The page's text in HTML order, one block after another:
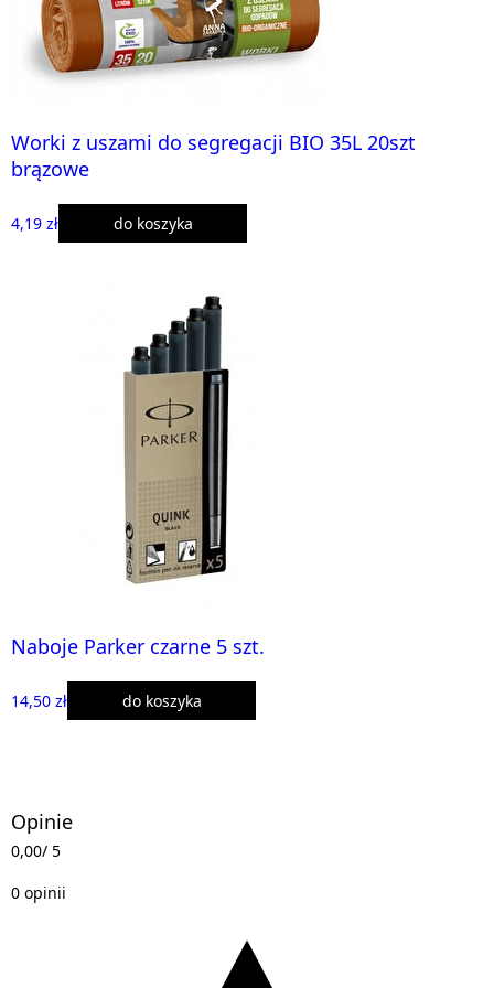
Worki z uszami do segregacji BIO 35L 20szt
brązowe
4,19 zł do koszyka
Naboje Parker czarne 5 szt.
14,50 zł do koszyka
Opinie
0,00/ 5
0 opinii